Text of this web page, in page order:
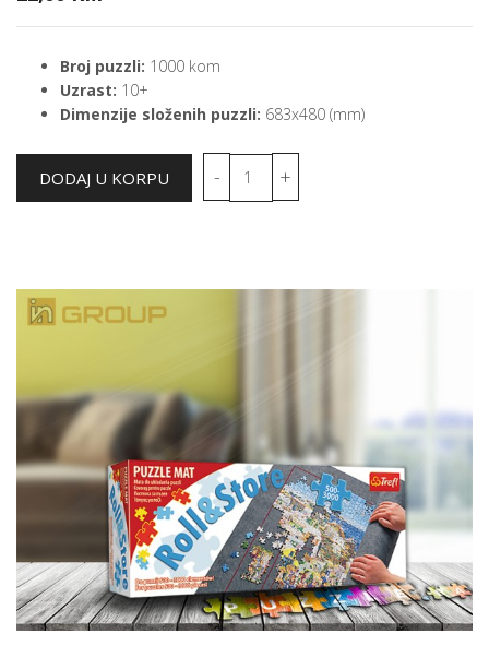
Broj puzzli: 1000 kom
Uzrast: 10+
Dimenzije složenih puzzli: 683x480 (mm)